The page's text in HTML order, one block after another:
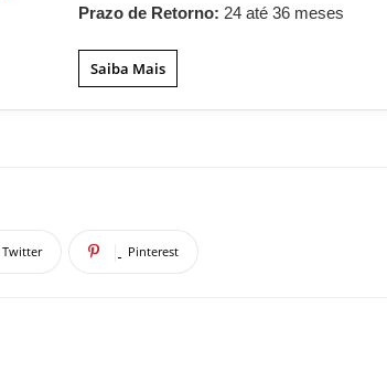
Prazo de Retorno: 24 até 36 meses
Saiba Mais
Twitter Pinterest